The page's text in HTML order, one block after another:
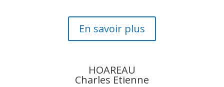
En savoir plus
HOAREAU
Charles Etienne